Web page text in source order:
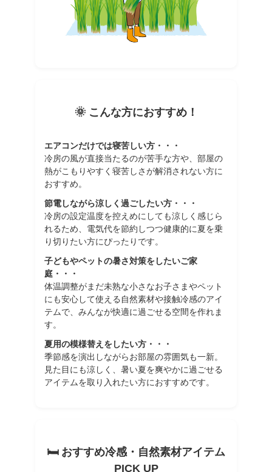
🌞 こんな方におすすめ！
エアコンだけでは寝苦しい方・・・
冷房の風が直接当たるのが苦手な方や、部屋の
熱がこもりやすく寝苦しさが解消されない方に
おすすめ。
節電しながら涼しく過ごしたい方・・・
冷房の設定温度を控えめにしても涼しく感じら
れるため、電気代を節約しつつ健康的に夏を乗
り切りたい方にぴったりです。
子どもやペットの暑さ対策をしたいご家
庭・・・
体温調整がまだ未熟な小さなお子さまやペット
にも安心して使える自然素材や接触冷感のアイ
テムで、みんなが快適に過ごせる空間を作れま
す。
夏用の模様替えをしたい方・・・
季節感を演出しながらお部屋の雰囲気も一新。
見た目にも涼しく、暑い夏を爽やかに過ごせる
アイテムを取り入れたい方におすすめです。
🛏 おすすめ冷感・自然素材アイテム
PICK UP